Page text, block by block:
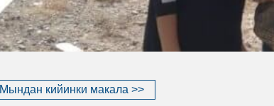
Мындан кийинки макала >>